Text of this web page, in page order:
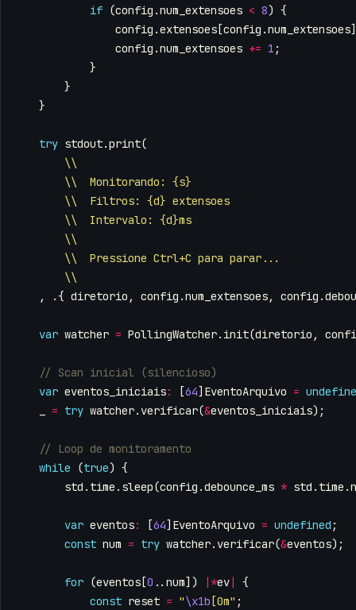
if (config .num_extensoes < 8) {
config .extensoes [config .num_extensoes]
config .num_extensoes += 1 ;
}
}
}
try stdout.print(
\\
\\  Monitorando: {s}
\\  Filtros: {d} extensoes
\\  Intervalo: {d}ms
\\
\\  Pressione Ctrl+C para parar...
\\
,
.{ diretorio , config .num_extensoes, config .
var watcher = PollingWatcher. init(diretorio ,
var eventos_iniciais: [64] EventoArquivo =
= try watcher. verificar(&eventos_iniciais);
while
(true) {
std . time . sleep(config .debounce_ms * std . time .
var eventos: [64] EventoArquivo = undefined ;
const num = try watcher. verificar(&eventos);
for (eventos [0 .. num]) |*ev
{
const reset = "\x1b [0m" ;